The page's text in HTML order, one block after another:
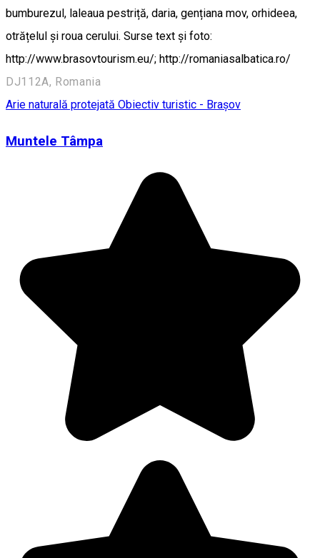
bumburezul, laleaua pestriță, daria, gențiana mov, orhideea,
otrățelul și roua cerului. Surse text și foto:
http://www.brasovtourism.eu/; http://romaniasalbatica.ro/
DJ112A, Romania
Arie naturală protejată Obiectiv turistic - Brașov
Muntele Tâmpa